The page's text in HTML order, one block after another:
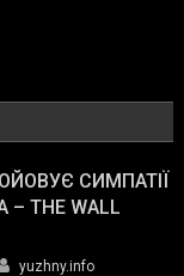
СИМПАТІЇ
THE WALL
yuzhny.info